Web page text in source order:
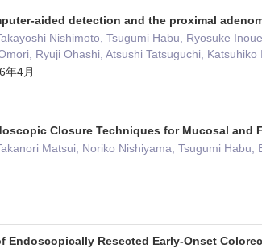
aided detection and the proximal
Nishimoto, Tsugumi Habu, Ryosuke
Ryuji Ohashi, Atsushi Tatsuguchi, Katsuhiko
4月
Closure Techniques for Mucosal and
Matsui, Noriko Nishiyama, Tsugumi
Resected Early-Onset